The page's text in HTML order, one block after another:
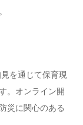
を通じて保育現
。オンライン開
災に関心のある